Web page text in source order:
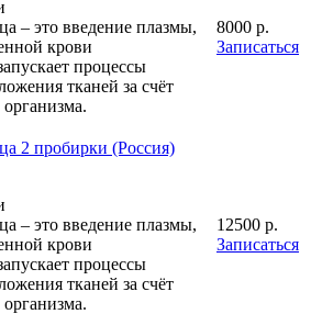
– это введение плазмы,
крови
процессы
тканей за счёт
8000 р.
Записаться
2 пробирки (Россия)
– это введение плазмы,
крови
процессы
тканей за счёт
12500 р.
Записаться